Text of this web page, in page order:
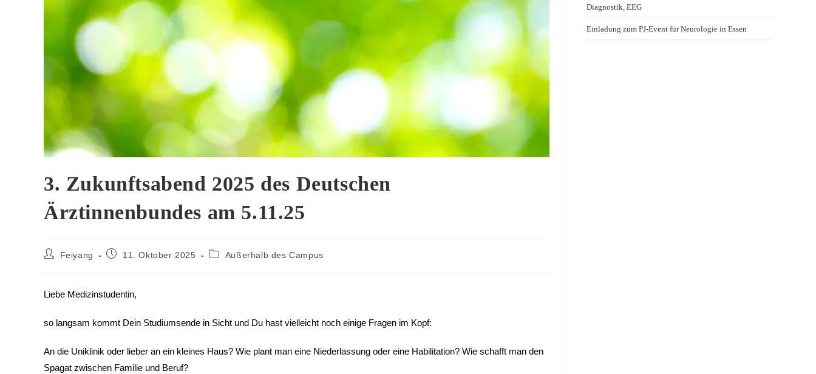
3. Zukunftsabend 2025 des Deutschen
Ärztinnenbundes am 5.11.25
Feiyang 11. Oktober 2025 Außerhalb des Campus
Liebe Medizinstudentin,
so langsam kommt Dein Studiumsende in Sicht und Du hast vielleicht noch einige Fragen im Kopf:
An die Uniklinik oder lieber an ein kleines Haus? Wie plant man eine Niederlassung oder eine Habilitation? Wie schafft man den
Spagat zwischen Familie und Beruf?
Diagnostik, EEG
Einladung zum PJ-Event für Neurologie in Essen